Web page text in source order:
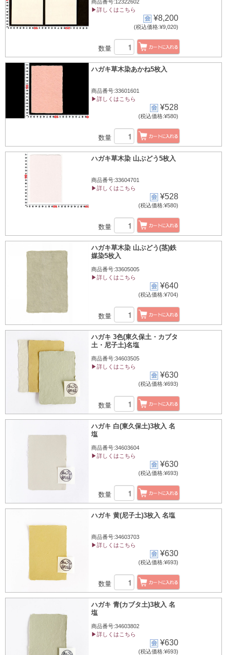
商品番号:12322602
▶詳しくはこちら
¥8,200
(税込価格:¥9,020)
数量
ハガキ草木染あかね5枚入
商品番号:33601601
▶詳しくはこちら
¥528
(税込価格:¥580)
数量
ハガキ草木染 山ぶどう5枚入
商品番号:33604701
▶詳しくはこちら
¥528
(税込価格:¥580)
数量
ハガキ草木染 山ぶどう(茎)鉄
媒染5枚入
商品番号:33605005
▶詳しくはこちら
¥640
(税込価格:¥704)
数量
ハガキ 3色(東久保土・カブタ
土・尼子土)名塩
商品番号:34603505
▶詳しくはこちら
¥630
(税込価格:¥693)
数量
ハガキ 白(東久保土)3枚入 名
塩
商品番号:34603604
▶詳しくはこちら
¥630
(税込価格:¥693)
数量
ハガキ 黄(尼子土)3枚入 名塩
商品番号:34603703
▶詳しくはこちら
¥630
(税込価格:¥693)
数量
ハガキ 青(カブタ土)3枚入 名
塩
商品番号:34603802
▶詳しくはこちら
¥630
(税込価格:¥693)